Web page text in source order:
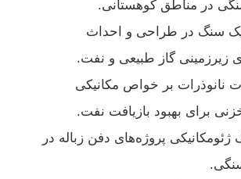
در مناطق کوهستانی.
سنگ در طراحی و احداث
زیرزمینی گاز طبیعی و نفت.
نانوذرات بر خواص مکانیکی
برای بهبود بازیافت نفت.
پروژه‌های دفن زباله در